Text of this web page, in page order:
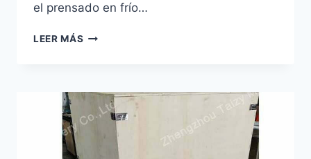
el prensado en frío…
LEER MÁS PRENSADO
PRENSADO
CALIENTE:
¿CUÁL
MÉTODO